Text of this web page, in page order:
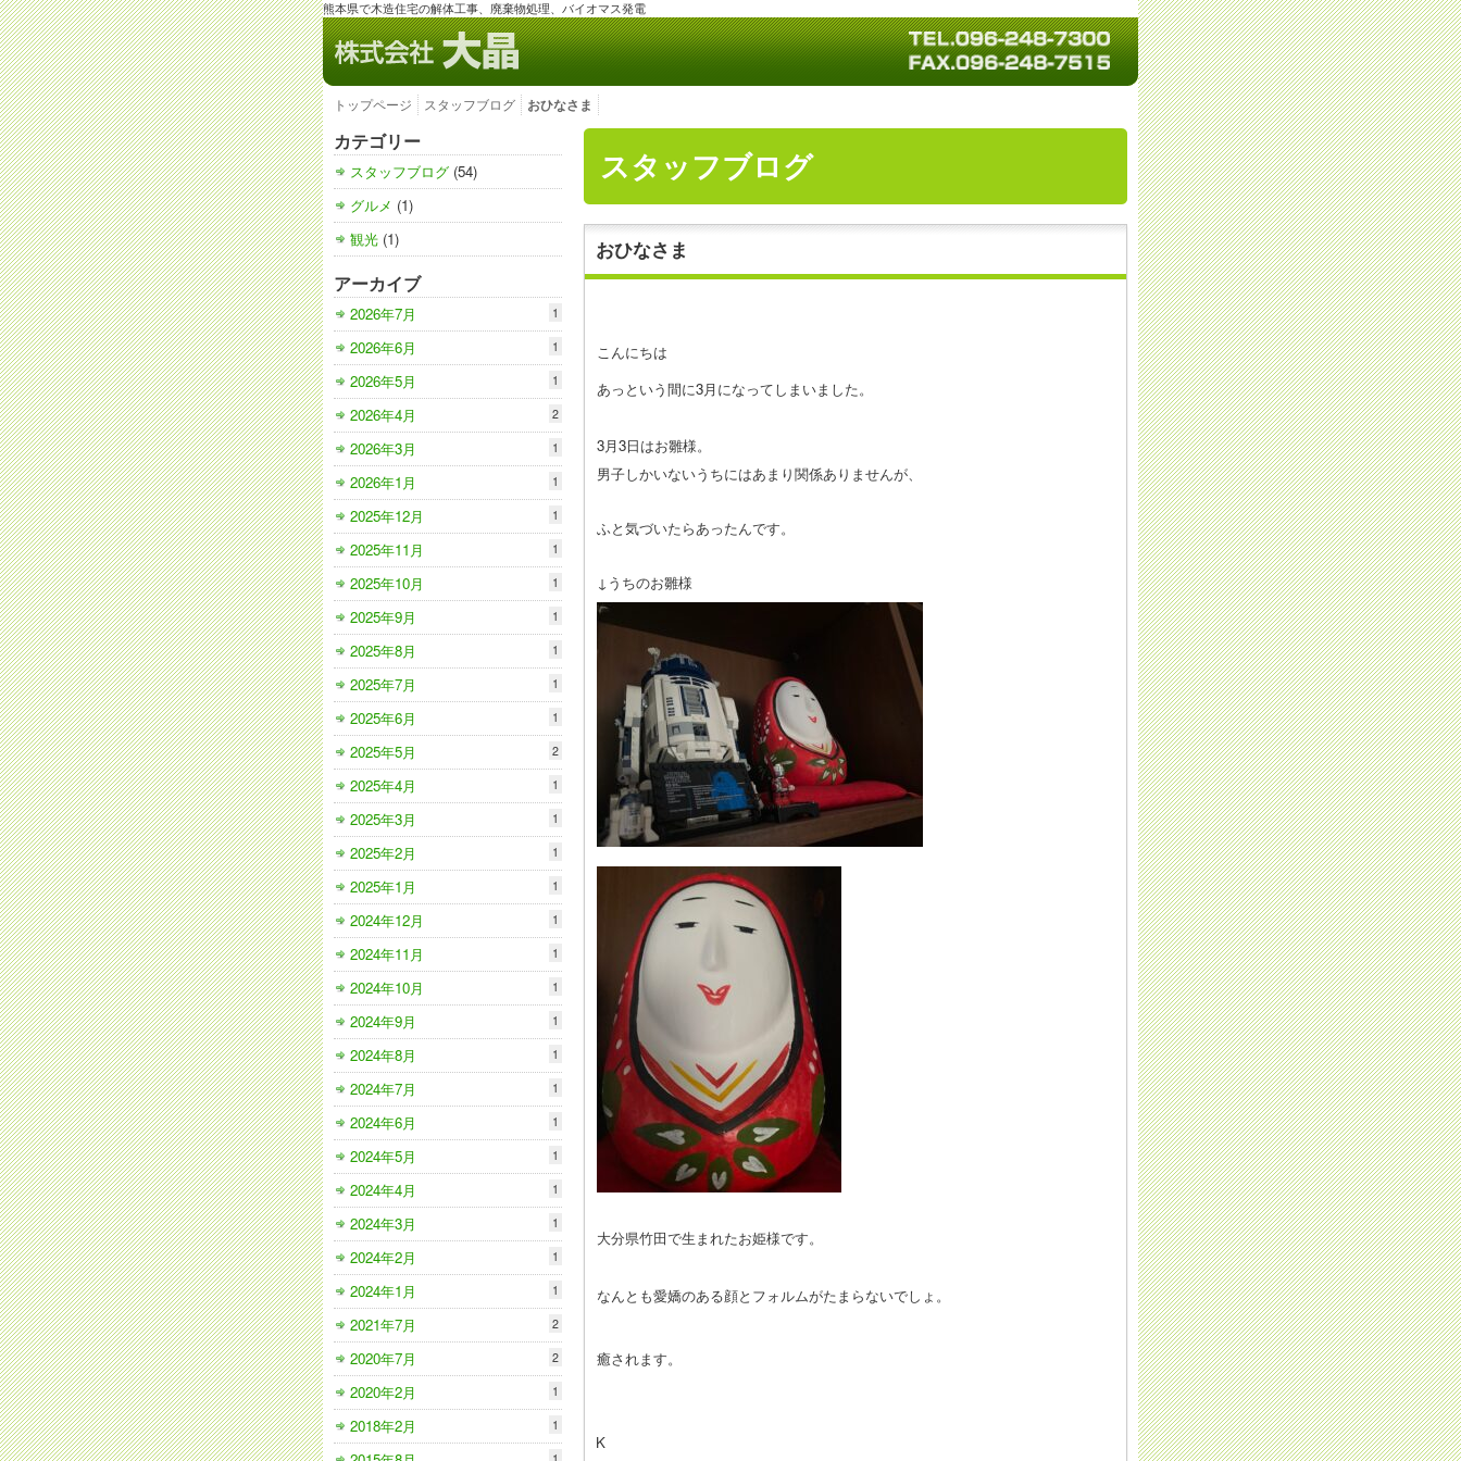
熊本県で木造住宅の解体工事、廃棄物処理、バイオマス発電
トップページ スタッフブログ おひなさま
スタッフブログ
おひなさま
こんにちは
あっという間に3月になってしまいました。
3月3日はお雛様。
男子しかいないうちにはあまり関係ありませんが、
ふと気づいたらあったんです。
↓うちのお雛様
大分県竹田で生まれたお姫様です。
なんとも愛嬌のある顔とフォルムがたまらないでしょ。
癒されます。
K
カテゴリー
スタッフブログ (54)
グルメ (1)
観光 (1)
アーカイブ
2026年7月 1
2026年6月 1
2026年5月 1
2026年4月 2
2026年3月 1
2026年1月 1
2025年12月 1
2025年11月 1
2025年10月 1
2025年9月 1
2025年8月 1
2025年7月 1
2025年6月 1
2025年5月 2
2025年4月 1
2025年3月 1
2025年2月 1
2025年1月 1
2024年12月 1
2024年11月 1
2024年10月 1
2024年9月 1
2024年8月 1
2024年7月 1
2024年6月 1
2024年5月 1
2024年4月 1
2024年3月 1
2024年2月 1
2024年1月 1
2021年7月 2
2020年7月 2
2020年2月 1
2018年2月 1